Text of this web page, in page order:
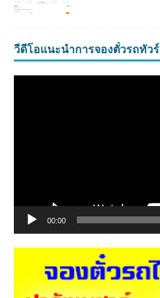
วีดีโอแนะนำการจองตั๋วรถทัวร์
00:00